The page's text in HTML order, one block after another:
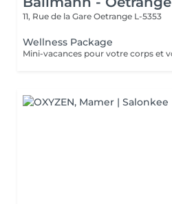
11, Rue de la Gare Oetrange L-5353
Wellness Package